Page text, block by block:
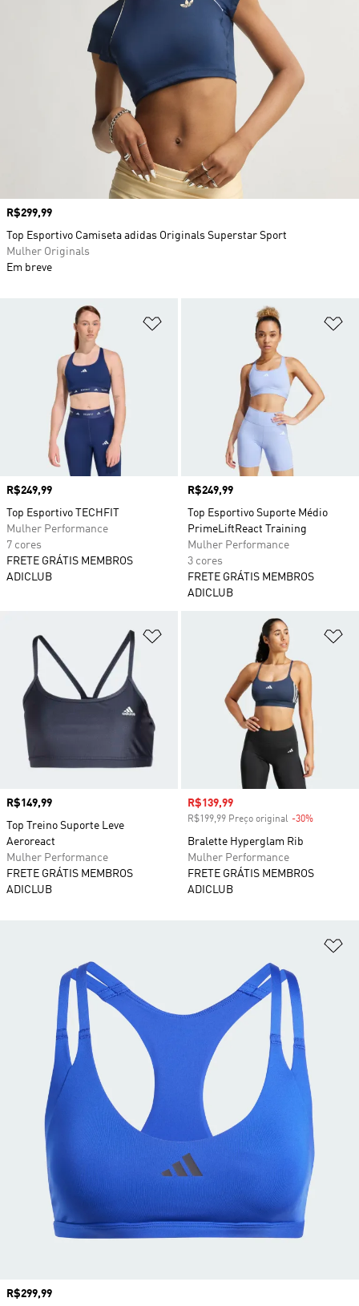
Adicionar à Lista de Desejos
Preço
R$249,99
Top Esportivo TECHFIT
Mulher Performance
7 cores
FRETE GRÁTIS MEMBROS
ADICLUB
Preço
R$249,99
Top Esportivo Suporte Médio
PrimeLiftReact Training
Mulher Performance
3 cores
FRETE GRÁTIS MEMBROS
ADICLUB
Adicionar à Lista de Desejos
Preço
R$149,99
Top Treino Suporte Leve
Aeroreact
Mulher Performance
FRETE GRÁTIS MEMBROS
ADICLUB
Preço com desconto
R$139,99
R$199,99 Preço original -30%
Bralette Hyperglam Rib
Mulher Performance
FRETE GRÁTIS MEMBROS
ADICLUB
Preço
R$299,99
Preço
R$299,99
Top Esportivo Camiseta adidas Originals Superstar Sport
Mulher Originals
Em breve